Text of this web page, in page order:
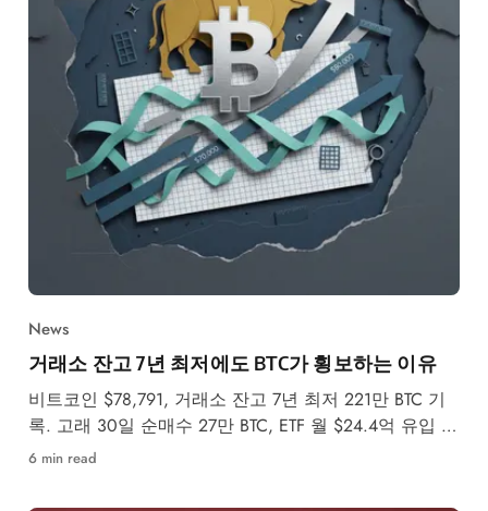
News
거래소 잔고 7년 최저에도 BTC가 횡보하는 이유
비트코인 $78,791, 거래소 잔고 7년 최저 221만 BTC 기
록. 고래 30일 순매수 27만 BTC, ETF 월 $24.4억 유입 속
5월 강세·약세 시나리오를 분석합니다.
6 min read